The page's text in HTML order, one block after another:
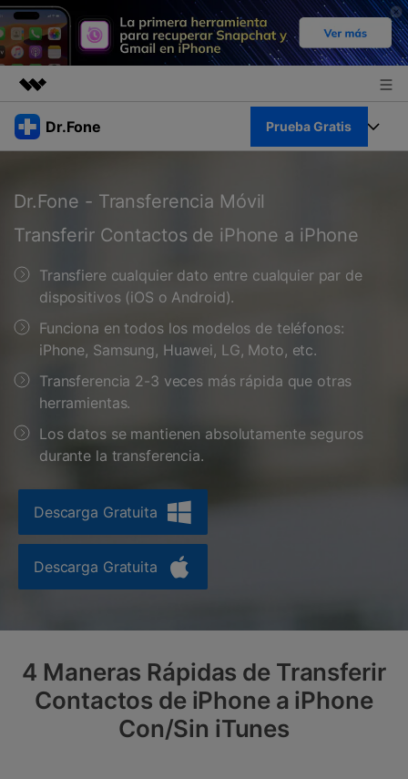
Productos destacados
Resumen
Soluciones
Tienda
Dr.Fone Prueba Gratis
Productos
Para PC
Para Celular
Herramientas Online
Recursos
Descubre lo mejor de Dr.Fone
Soporte
Blog
Transferencia de Datos
Gestor de Datos
Reparación de Móviles
Protección del Móvil
Encuentra Más Soluciones
Desbloqueo FRP en Android 16
Iniciar sesión
Dr.Fone - Transferencia Móvil
Transferir Contactos de iPhone a iPhone
Transfiere cualquier dato entre cualquier par de
dispositivos (iOS o Android).
Funciona en todos los modelos de teléfonos:
iPhone, Samsung, Huawei, LG, Moto, etc.
Transferencia 2-3 veces más rápida que otras
herramientas.
Los datos se mantienen absolutamente seguros
durante la transferencia.
Descarga Gratuita
Descarga Gratuita
4 Maneras Rápidas de Transferir
Contactos de iPhone a iPhone
Con/Sin iTunes